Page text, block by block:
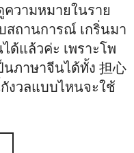
ความหมายในราย
สถานการณ์ เกริ่นมา
ด้แล้วค่ะ เพราะโพ
นภาษาจีนได้ทั้ง 担心
งวลแบบไหนจะใช้